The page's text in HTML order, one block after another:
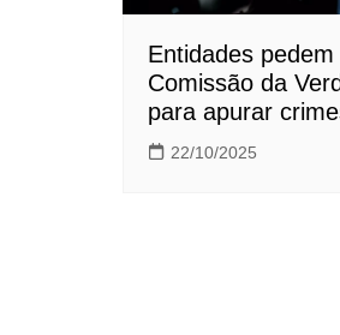
Entidades
Comissão da
para apurar
22/10/2025